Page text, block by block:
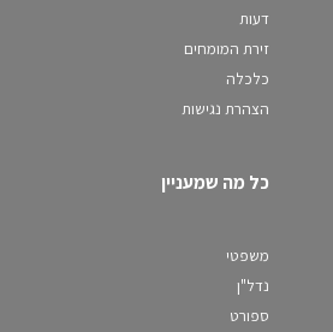
דעות
זירת המומחים
כלכלה
הצהרת נגישות
כל מה שמעניין
משפטי
נדל"ן
ספורט